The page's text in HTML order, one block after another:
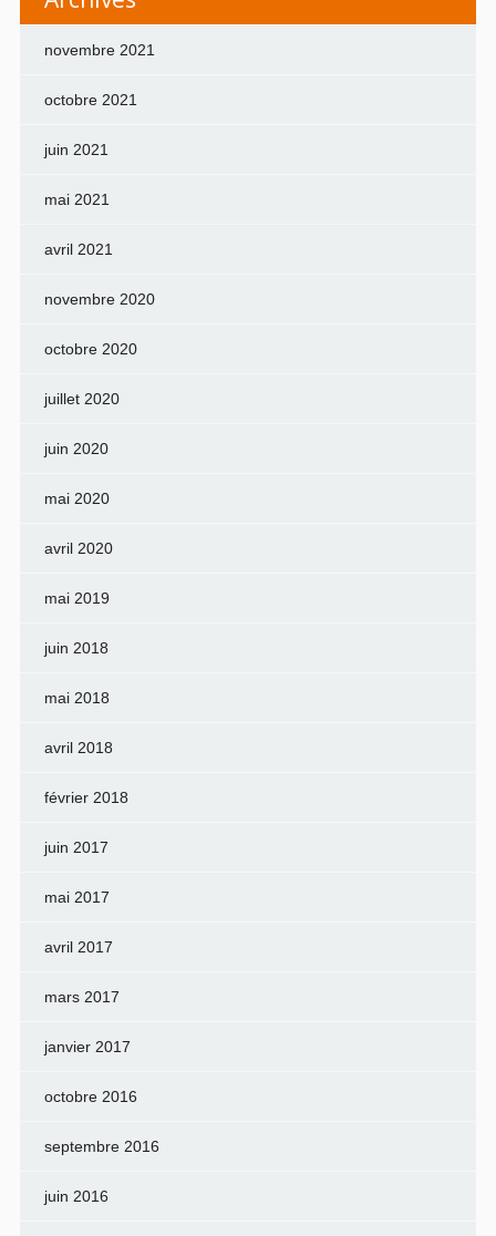
novembre 2021
octobre 2021
juin 2021
mai 2021
avril 2021
novembre 2020
octobre 2020
juillet 2020
juin 2020
mai 2020
avril 2020
mai 2019
juin 2018
mai 2018
avril 2018
février 2018
juin 2017
mai 2017
avril 2017
mars 2017
janvier 2017
octobre 2016
septembre 2016
juin 2016